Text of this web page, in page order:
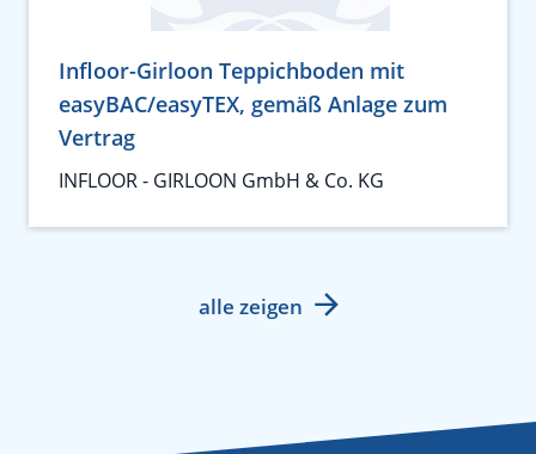
Infloor-Girloon Teppichboden mit
easyBAC/easyTEX, gemäß Anlage zum
Vertrag
INFLOOR - GIRLOON GmbH & Co. KG
alle zeigen